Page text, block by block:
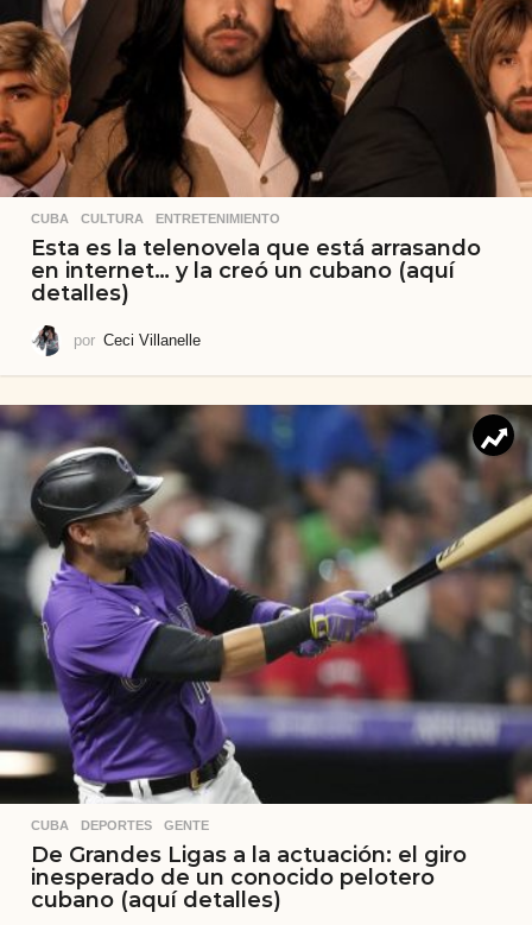
CUBA ,CULTURA ,ENTRETENIMIENTO
Esta es la telenovela que está arrasando
en internet… y la creó un cubano (aquí
detalles)
por Ceci Villanelle
CUBA ,DEPORTES ,GENTE
De Grandes Ligas a la actuación: el giro
inesperado de un conocido pelotero
cubano (aquí detalles)